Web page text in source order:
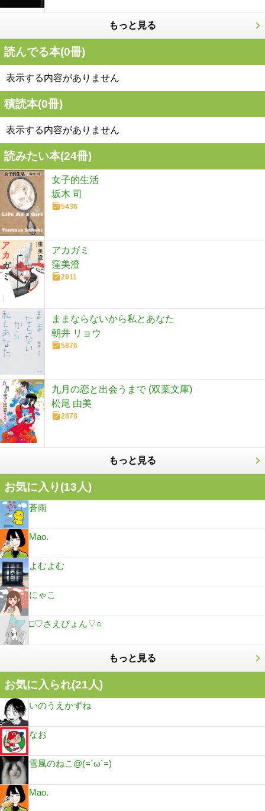
もっと見る
読んでる本(0冊)
表示する内容がありません
積読本(0冊)
表示する内容がありません
読みたい本(24冊)
女子的生活
坂木 司
5436
アカガミ
窪美澄
2911
ままならないから私とあなた
朝井 リョウ
5876
九月の恋と出会うまで (双葉文庫)
松尾 由美
2878
もっと見る
お気に入り(13人)
蒼雨
Mao.
よむよむ
にゃこ
□♡さえぴょん▽○
もっと見る
お気に入られ(21人)
いのうえかずね
なお
雪風のねこ@(=´ω`=)
Mao.